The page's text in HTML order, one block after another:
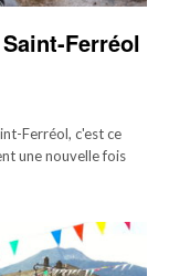
Ferréol
Ferréol, c'est ce
une nouvelle fois